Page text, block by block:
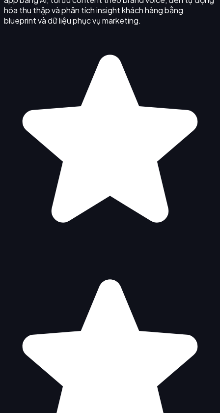
hóa thu thập và phân tích insight khách hàng bằng
blueprint và dữ liệu phục vụ marketing.